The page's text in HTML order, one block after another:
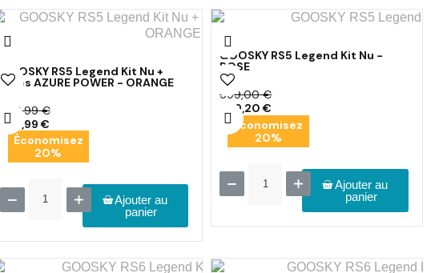
GOOSKY RS5 Legend Kit Nu +
pales AZURE POWER - ORANGE
699,99 €
559,99 €
Économisez
20%
Ajouter au
panier
GOOSKY RS5 Legend Kit Nu -
ROSE
599,00 €
479,20 €
Économisez
20%
Ajouter au
panier